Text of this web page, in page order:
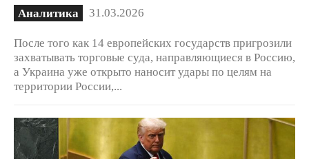
Аналитика 31.03.2026
После того как 14 европейских государств пригрозили
захватывать торговые суда, направляющиеся в Россию,
а Украина уже открыто наносит удары по целям на
территории России,...